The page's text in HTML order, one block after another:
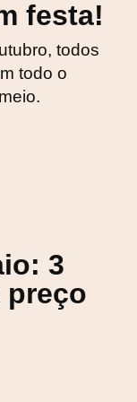
festa!
todos
todo o
3
preço